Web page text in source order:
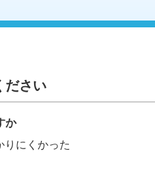
ださい
か
りにくかった